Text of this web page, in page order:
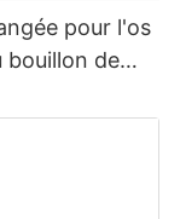
pour l'os
bouillon de